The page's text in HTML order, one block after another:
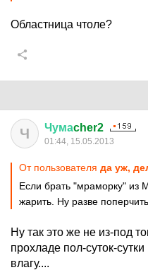
Областница чтоле?
Ч Чумаcher2
01:44, 15.05.2013
От пользователя да уж,
Если брать "мраморку" из
жарить. Ну разве
Ну так это же не из-под
прохладе пол-суток-
влагу....